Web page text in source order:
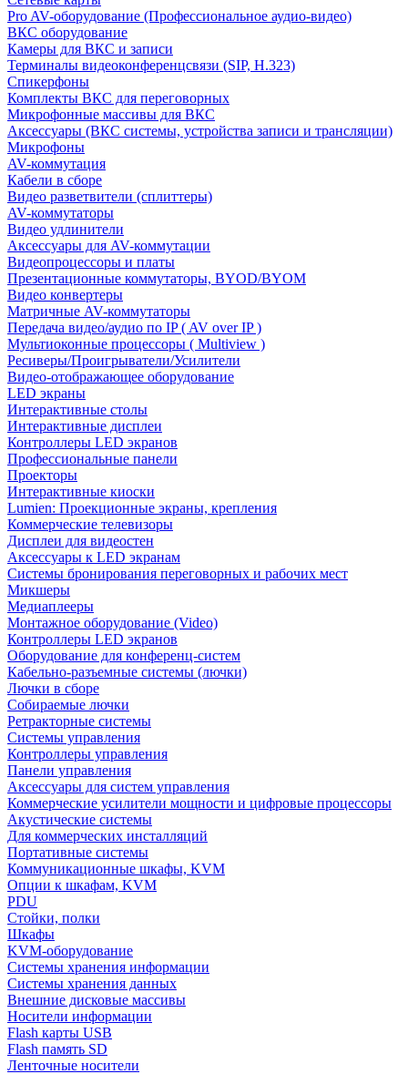
Pro AV-оборудование (Профессиональное аудио-видео)
ВКС оборудование
Камеры для ВКС и записи
Терминалы видеоконференцсвязи (SIP, H.323)
Спикерфоны
Комплекты ВКС для переговорных
Микрофонные массивы для ВКС
Аксессуары (ВКС системы, устройства записи и трансляции)
Микрофоны
AV-коммутация
Кабели в сборе
Видео разветвители (сплиттеры)
AV-коммутаторы
Видео удлинители
Аксессуары для AV-коммутации
Видеопроцессоры и платы
Презентационные коммутаторы, BYOD/BYOM
Видео конвертеры
Матричные AV-коммутаторы
Передача видео/аудио по IP ( AV over IP )
Мультиоконные процессоры ( Multiview )
Ресиверы/Проигрыватели/Усилители
Видео-отображающее оборудование
LED экраны
Интерактивные столы
Интерактивные дисплеи
Контроллеры LED экранов
Профессиональные панели
Проекторы
Интерактивные киоски
Lumien: Проекционные экраны, крепления
Коммерческие телевизоры
Дисплеи для видеостен
Аксессуары к LED экранам
Системы бронирования переговорных и рабочих мест
Микшеры
Медиаплееры
Монтажное оборудование (Video)
Контроллеры LED экранов
Оборудование для конференц-систем
Кабельно-разъемные системы (лючки)
Лючки в сборе
Собираемые лючки
Ретракторные системы
Системы управления
Контроллеры управления
Панели управления
Аксессуары для систем управления
Коммерческие усилители мощности и цифровые процессоры
Акустические системы
Для коммерческих инсталляций
Портативные системы
Коммуникационные шкафы, KVM
Опции к шкафам, KVM
PDU
Стойки, полки
Шкафы
KVM-оборудование
Системы хранения информации
Системы хранения данных
Внешние дисковые массивы
Носители информации
Flash карты USB
Flash память SD
Ленточные носители